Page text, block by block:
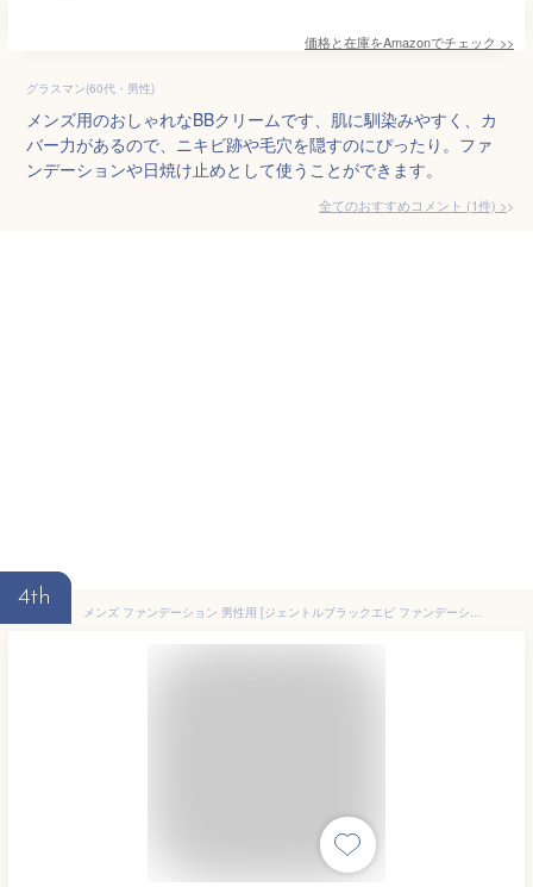
価格と在庫をAmazonでチェック >>
グラスマン(60代・男性)
メンズ用のおしゃれなBBクリームです、肌に馴染みやすく、カ
バー力があるので、ニキビ跡や毛穴を隠すのにぴったり。ファ
ンデーションや日焼け止めとして使うことができます。
全てのおすすめコメント (1件) >
4th
メンズ ファンデーション 男性用 [ジェントルブラックエピ ファンデーション] メンズコスメ 青ひげ ひげ 髭剃り 髭剃り跡 テカリ 皮脂 GENTLE BLACK EPI FAUNDATION メール便 送料無料